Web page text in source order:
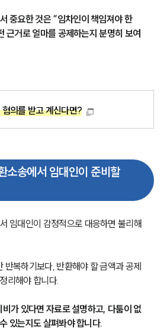
중요한 것은 “임차인이 책임져야 한
근거로 얼마를 공제하는지 분명히 보여
의를 받고 계신다면?
소송에서 임대인이 준비할
임대인이 감정적으로 대응하면 불리해
반복하기보다, 반환해야 할 금액과 공제
리해야 합니다.
가 있다면 자료로 설명하고, 다툼이 없
있는지도 살펴봐야 합니다.